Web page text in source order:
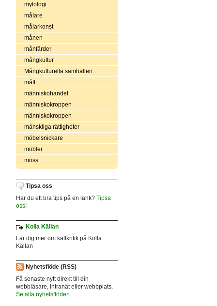
mytologi
målare
målarkonst
månen
månfärder
mångkultur
Mångkulturella samhällen
mått
människohandel
människokroppen
människokroppen
mänskliga rättigheter
möbelsnickare
möbler
möss
Tipsa oss
Har du ett bra tips på en länk? Tipsa
oss!
Kolla Källan
Lär dig mer om källkritik på Kolla
Källan
Nyhetsflöde (RSS)
Få senaste nytt direkt till din
webbläsare, intranät eller webbplats.
Se alla nyhetsflöden.